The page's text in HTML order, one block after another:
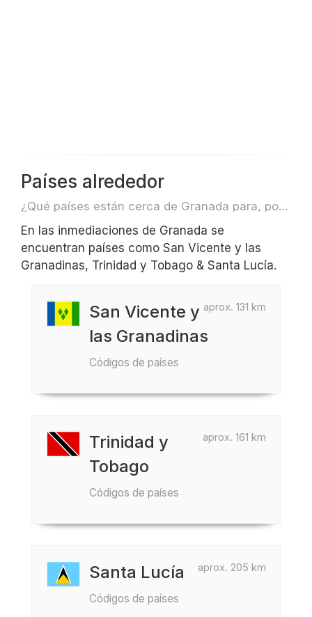
Países alrededor
¿Qué países están cerca de Granada para, por ejemplo, viajar o volar?
En las inmediaciones de Granada se
encuentran países como San Vicente y las
Granadinas, Trinidad y Tobago & Santa Lucía.
aprox. 131 km
San Vicente y
las Granadinas
Códigos de países
aprox. 161 km
Trinidad y
Tobago
Códigos de países
aprox. 205 km
Santa Lucía
Códigos de países